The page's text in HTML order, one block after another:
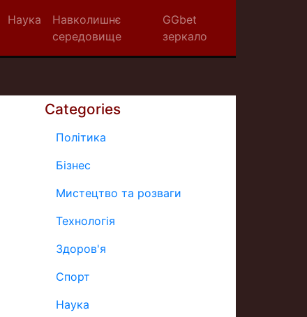
Наука
Навколишнє
середовище
GGbet
зеркало
Categories
Політика
Бізнес
Мистецтво та розваги
Технологія
Здоров'я
Спорт
Наука